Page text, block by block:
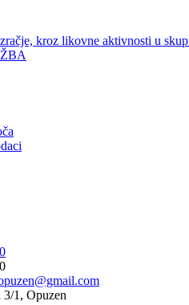
kroz likovne aktivnosti u
3/1, Opuzen